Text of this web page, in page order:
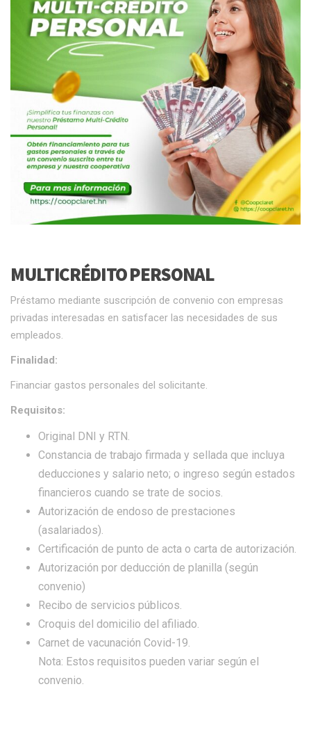
MULTICRÉDITO PERSONAL
Préstamo mediante suscripción de convenio con empresas
privadas interesadas en satisfacer las necesidades de sus
empleados.
Finalidad:
Financiar gastos personales del solicitante.
Requisitos:
Original DNI y RTN.
Constancia de trabajo firmada y sellada que incluya
deducciones y salario neto; o ingreso según estados
financieros cuando se trate de socios.
Autorización de endoso de prestaciones
(asalariados).
Certificación de punto de acta o carta de autorización.
Autorización por deducción de planilla (según
convenio)
Recibo de servicios públicos.
Croquis del domicilio del afiliado.
Carnet de vacunación Covid-19.
Nota: Estos requisitos pueden variar según el
convenio.